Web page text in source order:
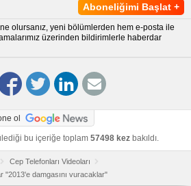
Aboneliğimi Başlat +
olursanız, yeni bölümlerden hem e-posta ile
üzerinden bildirimlerle haberdar
ol
bu içeriğe toplam 57498 kez bakıldı.
Cep Telefonları Videoları
"2013'e damgasını vuracaklar"